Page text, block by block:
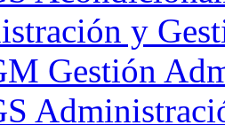
y
Gestión